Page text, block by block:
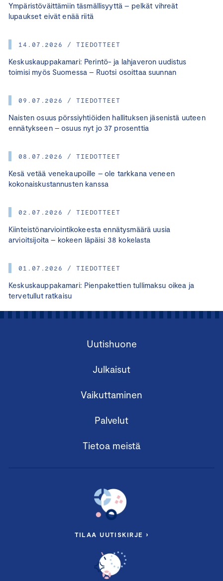
Ympäristöväittämiin täsmällisyyttä – pelkät vihreät
lupaukset eivät enää riitä
14.07.2026 / TIEDOTTEET
Keskuskauppakamari: Perintö- ja lahjaveron uudistus
toimisi myös Suomessa – Ruotsi osoittaa suunnan
09.07.2026 / TIEDOTTEET
Naisten osuus pörssiyhtiöiden hallituksen jäsenistä uuteen
ennätykseen – osuus nyt jo 37 prosenttia
08.07.2026 / TIEDOTTEET
Kesä vetää venekaupoille – ole tarkkana veneen
kokonaiskustannusten kanssa
02.07.2026 / TIEDOTTEET
Kiinteistönarviointikokeesta ennätysmäärä uusia
arvioitsijoita – kokeen läpäisi 38 kokelasta
01.07.2026 / TIEDOTTEET
Keskuskauppakamari: Pienpakettien tullimaksu oikea ja
tervetullut ratkaisu
Uutishuone
Julkaisut
Vaikuttaminen
Palvelut
Tietoa meistä
TILAA UUTISKIRJE ›